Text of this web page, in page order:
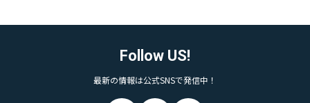
Follow US!
最新の情報は公式SNSで発信中！